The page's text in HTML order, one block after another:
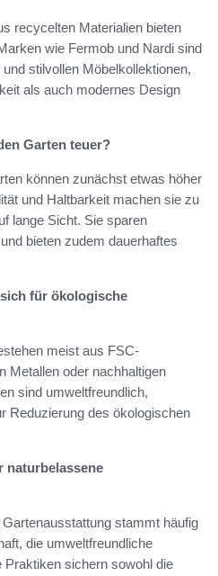
recycelten Materialien bieten
wie Fermob und Nardi sind
stilvollen Möbelkollektionen,
als auch modernes Design
Garten teuer?
können zunächst etwas höher
und Haltbarkeit machen sie zu
lange Sicht. Sie sparen
bieten zudem dauerhaftes
für ökologische
meist aus FSC-
Metallen oder nachhaltigen
sind umweltfreundlich,
Reduzierung des ökologischen
naturbelassene
stammt häufig
die umweltfreundliche
sichern sowohl die